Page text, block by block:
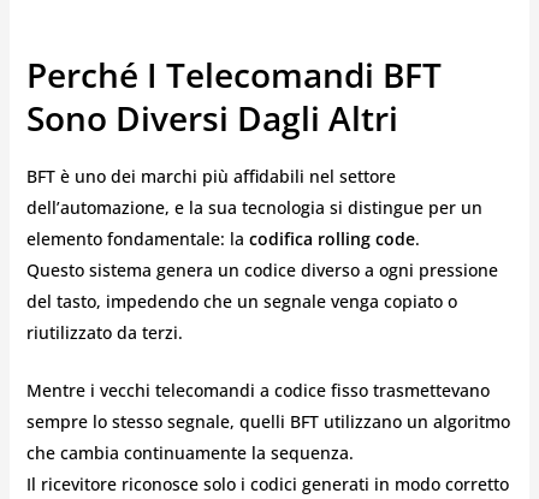
Perché I Telecomandi BFT
Sono Diversi Dagli Altri
BFT è uno dei marchi più affidabili nel settore
dell’automazione, e la sua tecnologia si distingue per un
elemento fondamentale: la codifica rolling code.
Questo sistema genera un codice diverso a ogni pressione
del tasto, impedendo che un segnale venga copiato o
riutilizzato da terzi.
Mentre i vecchi telecomandi a codice fisso trasmettevano
sempre lo stesso segnale, quelli BFT utilizzano un algoritmo
che cambia continuamente la sequenza.
Il ricevitore riconosce solo i codici generati in modo corretto